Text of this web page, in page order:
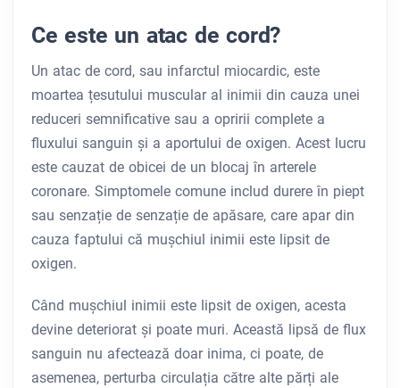
Ce este un atac de cord?
Un atac de cord, sau infarctul miocardic, este
moartea țesutului muscular al inimii din cauza unei
reduceri semnificative sau a opririi complete a
fluxului sanguin și a aportului de oxigen. Acest lucru
este cauzat de obicei de un blocaj în arterele
coronare. Simptomele comune includ durere în piept
sau senzație de senzație de apăsare, care apar din
cauza faptului că mușchiul inimii este lipsit de
oxigen.
Când mușchiul inimii este lipsit de oxigen, acesta
devine deteriorat și poate muri. Această lipsă de flux
sanguin nu afectează doar inima, ci poate, de
asemenea, perturba circulația către alte părți ale